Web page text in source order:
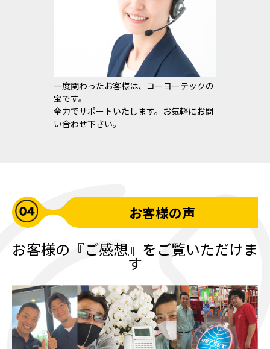
一度関わったお客様は、コーヨーテックの
宝です。
全力でサポートいたします。お気軽にお問
い合わせ下さい。
お客様の声
お客様の『ご感想』をご覧いただけま
す